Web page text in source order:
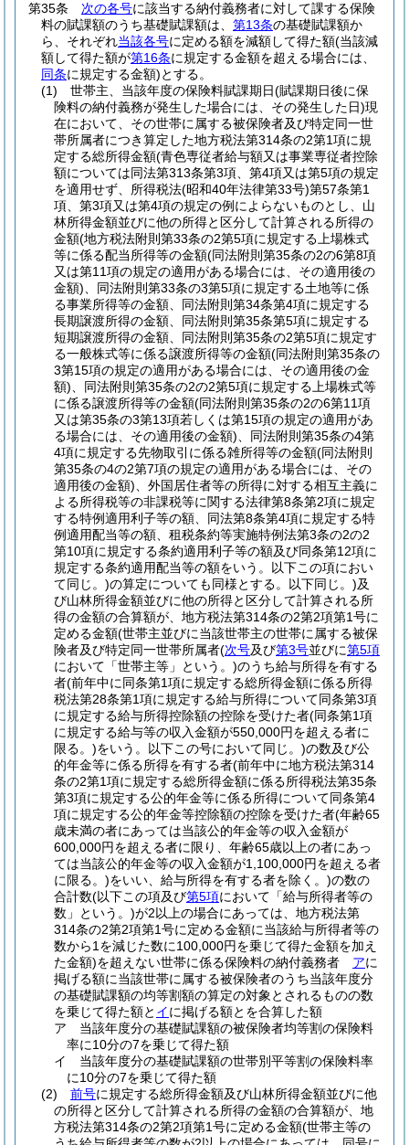
第35条
次の各号に該当する納付義務者に対して課する保険
料の賦課額のうち基礎賦課額は、 第13条の基礎賦課額か
ら、それぞれ当該各号に定める額を減額して得た額(当該減
額して得た額が第16条に規定する金額を超える場合には、
同条に規定する金額)とする。
(1)
世帯主、当該年度の保険料賦課期日(賦課期日後に保
険料の納付義務が発生した場合には、その発生した日)現
在において、その世帯に属する被保険者及び特定同一世
帯所属者につき算定した地方税法第314条の2第1項に規
定する総所得金額(青色専従者給与額又は事業専従者控除
額については同法第313条第3項、第4項又は第5項の規定
を適用せず、所得税法(昭和40年法律第33号)第57条第1
項、第3項又は第4項の規定の例によらないものとし、山
林所得金額並びに他の所得と区分して計算される所得の
金額(地方税法附則第33条の2第5項に規定する上場株式
等に係る配当所得等の金額(同法附則第35条の2の6第8項
又は第11項の規定の適用がある場合には、その適用後の
金額) 、同法附則第33条の3第5項に規定する土地等に係
る事業所得等の金額、同法附則第34条第4項に規定する
長期譲渡所得の金額、同法附則第35条第5項に規定する
短期譲渡所得の金額、同法附則第35条の2第5項に規定す
る一般株式等に係る譲渡所得等の金額(同法附則第35条の
3第15項の規定の適用がある場合には、その適用後の金
額) 、同法附則第35条の2の2第5項に規定する上場株式等
に係る譲渡所得等の金額(同法附則第35条の2の6第11項
又は第35条の3第13項若しくは第15項の規定の適用があ
る場合には、その適用後の金額) 、同法附則第35条の4第
4項に規定する先物取引に係る雑所得等の金額(同法附則
第35条の4の2第7項の規定の適用がある場合には、その
適用後の金額) 、外国居住者等の所得に対する相互主義に
よる所得税等の非課税等に関する法律第8条第2項に規定
する特例適用利子等の額、同法第8条第4項に規定する特
例適用配当等の額、租税条約等実施特例法第3条の2の2
第10項に規定する条約適用利子等の額及び同条第12項に
規定する条約適用配当等の額をいう。以下この項におい
て同じ。)の算定についても同様とする。以下同じ。)及
び山林所得金額並びに他の所得と区分して計算される所
得の金額の合算額が、地方税法第314条の2第2項第1号に
定める金額(世帯主並びに当該世帯主の世帯に属する被保
険者及び特定同一世帯所属者(次号及び第3号並びに第5項
において「世帯主等」という。)のうち給与所得を有する
者(前年中に同条第1項に規定する総所得金額に係る所得
税法第28条第1項に規定する給与所得について同条第3項
に規定する給与所得控除額の控除を受けた者(同条第1項
に規定する給与等の収入金額が550,000円を超える者に
限る。)をいう。以下この号において同じ。)の数及び公
的年金等に係る所得を有する者(前年中に地方税法第314
条の2第1項に規定する総所得金額に係る所得税法第35条
第3項に規定する公的年金等に係る所得について同条第4
項に規定する公的年金等控除額の控除を受けた者(年齢65
歳未満の者にあっては当該公的年金等の収入金額が
600,000円を超える者に限り、年齢65歳以上の者にあっ
ては当該公的年金等の収入金額が1,100,000円を超える者
に限る。)をいい、給与所得を有する者を除く。)の数の
合計数(以下この項及び第5項において「給与所得者等の
数」という。)が2以上の場合にあっては、地方税法第
314条の2第2項第1号に定める金額に当該給与所得者等の
数から1を減じた数に100,000円を乗じて得た金額を加え
た金額)を超えない世帯に係る保険料の納付義務者 アに
掲げる額に当該世帯に属する被保険者のうち当該年度分
の基礎賦課額の均等割額の算定の対象とされるものの数
を乗じて得た額と イに掲げる額とを合算した額
ア
当該年度分の基礎賦課額の被保険者均等割の保険料
率に10分の7を乗じて得た額
イ
当該年度分の基礎賦課額の世帯別平等割の保険料率
に10分の7を乗じて得た額
(2)
前号に規定する総所得金額及び山林所得金額並びに他
の所得と区分して計算される所得の金額の合算額が、地
方税法第314条の2第2項第1号に定める金額(世帯主等の